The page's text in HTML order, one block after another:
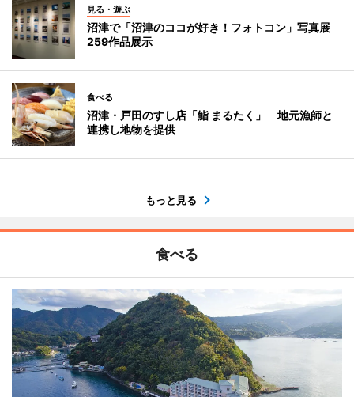
見る・遊ぶ
沼津で「沼津のココが好き！フォトコン」写真展
259作品展示
食べる
沼津・戸田のすし店「鮨 まるたく」 地元漁師と
連携し地物を提供
もっと見る
食べる